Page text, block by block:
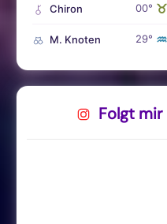
Chiron 00° ♉
M. Knoten 29° ♒
Folgt mir